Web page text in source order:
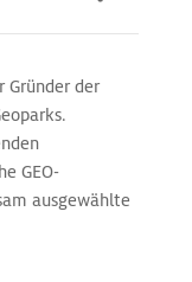
Gründer der
GEO-
ausgewählte